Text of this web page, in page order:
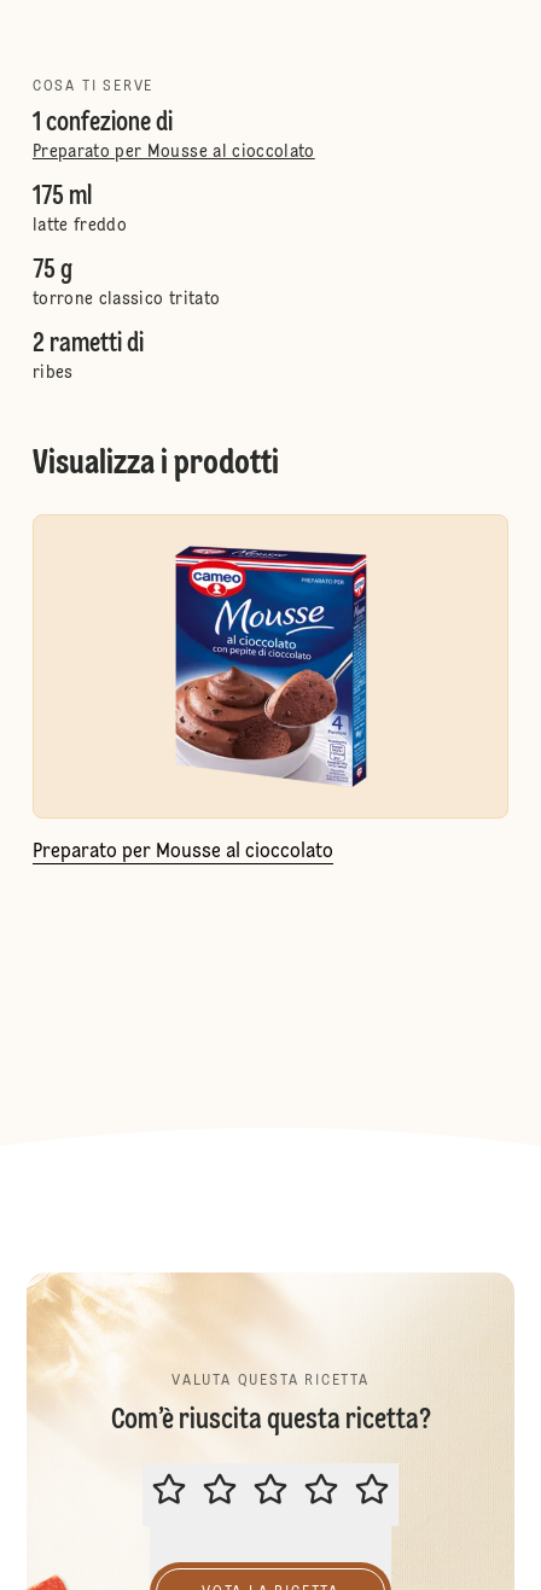
COSA TI SERVE
1 confezione di
Preparato per Mousse al cioccolato
175 ml
latte freddo
75 g
torrone classico tritato
2 rametti di
ribes
Visualizza i prodotti
Preparato per Mousse al cioccolato
VALUTA QUESTA RICETTA
Com’è riuscita questa ricetta?
VALUTA QUESTA RICETTA